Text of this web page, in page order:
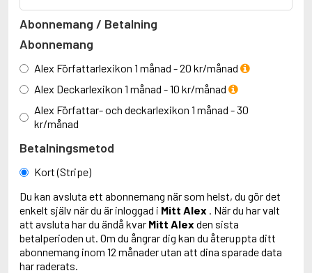
Abonnemang / Betalning
Abonnemang
Alex Författarlexikon 1 månad - 20 kr/månad
Alex Deckarlexikon 1 månad - 10 kr/månad
Alex Författar- och deckarlexikon 1 månad - 30
kr/månad
Betalningsmetod
Kort (Stripe)
Du kan avsluta ett abonnemang när som helst, du gör det
enkelt själv när du är inloggad i Mitt Alex . När du har valt
att avsluta har du ändå kvar Mitt Alex den sista
betalperioden ut. Om du ångrar dig kan du återuppta ditt
abonnemang inom 12 månader utan att dina sparade data
har raderats.